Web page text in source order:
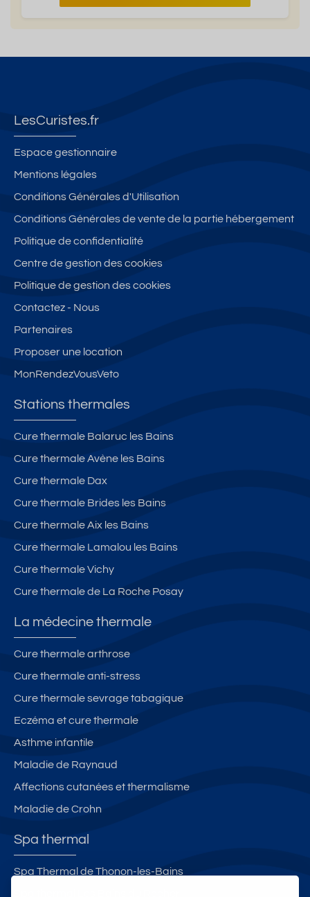
LesCuristes.fr
Espace gestionnaire
Mentions légales
Conditions Générales d'Utilisation
Conditions Générales de vente de la partie hébergement
Politique de confidentialité
Centre de gestion des cookies
Politique de gestion des cookies
Contactez - Nous
Partenaires
Proposer une location
MonRendezVousVeto
Stations thermales
Cure thermale Balaruc les Bains
Cure thermale Avène les Bains
Cure thermale Dax
Cure thermale Brides les Bains
Cure thermale Aix les Bains
Cure thermale Lamalou les Bains
Cure thermale Vichy
Cure thermale de La Roche Posay
La médecine thermale
Cure thermale arthrose
Cure thermale anti-stress
Cure thermale sevrage tabagique
Eczéma et cure thermale
Asthme infantile
Maladie de Raynaud
Affections cutanées et thermalisme
Maladie de Crohn
Spa thermal
Spa Thermal de Thonon-les-Bains